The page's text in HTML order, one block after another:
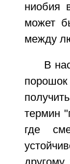
ниобия
может
между
В
термин
где